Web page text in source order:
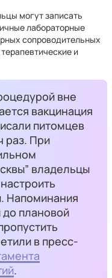
могут записать
лабораторные
сопроводительных
и
вне
вакцинация
питомцев
раз. При
владельцы
Напоминания
до плановой
в пресс-
.